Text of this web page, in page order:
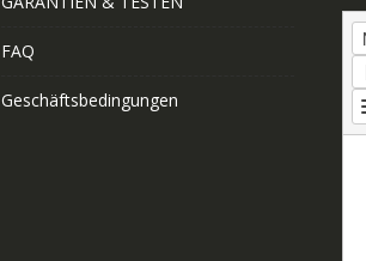
FAQ
Geschäftsbedingungen